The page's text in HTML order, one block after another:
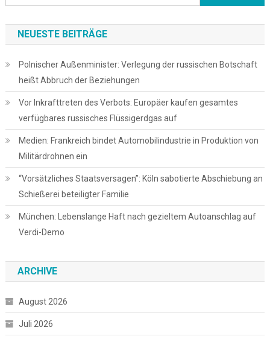
nach:
NEUESTE BEITRÄGE
Polnischer Außenminister: Verlegung der russischen Botschaft
heißt Abbruch der Beziehungen
Vor Inkrafttreten des Verbots: Europäer kaufen gesamtes
verfügbares russisches Flüssigerdgas auf
Medien: Frankreich bindet Automobilindustrie in Produktion von
Militärdrohnen ein
“Vorsätzliches Staatsversagen”: Köln sabotierte Abschiebung an
Schießerei beteiligter Familie
München: Lebens­lange Haft nach gezieltem Autoanschlag auf
Verdi-Demo
ARCHIVE
August 2026
Juli 2026